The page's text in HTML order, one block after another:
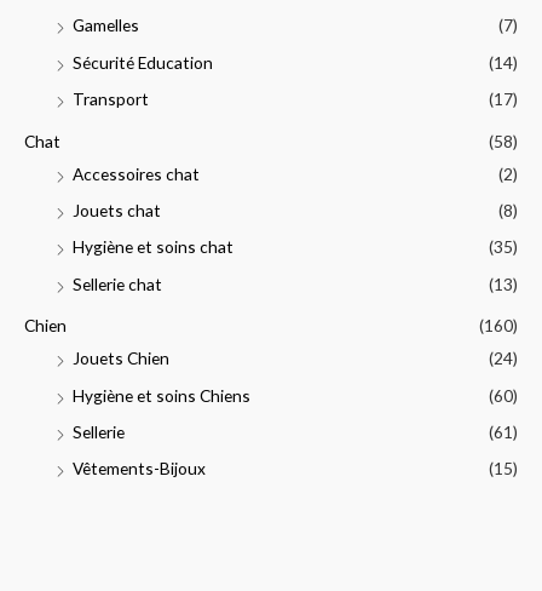
Gamelles
(7)
Sécurité Education
(14)
Transport
(17)
Chat
(58)
Accessoires chat
(2)
Jouets chat
(8)
Hygiène et soins chat
(35)
Sellerie chat
(13)
Chien
(160)
Jouets Chien
(24)
Hygiène et soins Chiens
(60)
Sellerie
(61)
Vêtements-Bijoux
(15)